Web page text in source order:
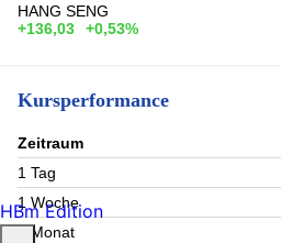
HANG SENG
+136,03
+0,53%
Kursperformance
Zeitraum
1 Tag
1 Woche
1 Monat
HBm Edition